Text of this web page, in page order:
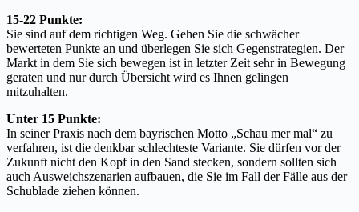
15-22 Punkte:
Sie sind auf dem richtigen Weg. Gehen Sie die schwächer
bewerteten Punkte an und überlegen Sie sich Gegenstrategien. Der
Markt in dem Sie sich bewegen ist in letzter Zeit sehr in Bewegung
geraten und nur durch Übersicht wird es Ihnen gelingen
mitzuhalten.
Unter 15 Punkte:
In seiner Praxis nach dem bayrischen Motto „Schau mer mal“ zu
verfahren, ist die denkbar schlechteste Variante. Sie dürfen vor der
Zukunft nicht den Kopf in den Sand stecken, sondern sollten sich
auch Ausweichszenarien aufbauen, die Sie im Fall der Fälle aus der
Schublade ziehen können.